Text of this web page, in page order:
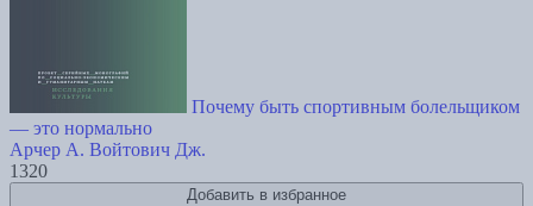
Почему быть спортивным болельщиком
— это нормально
Арчер А. Войтович Дж.
1320
Добавить в избранное